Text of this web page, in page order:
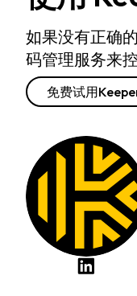
如果没有正确
码管理服务来
免费试用